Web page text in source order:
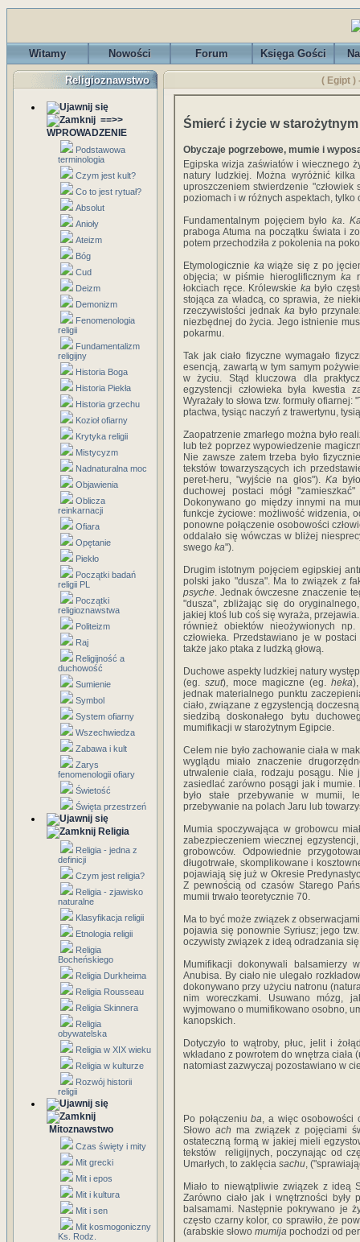
Witamy Nowości Forum Księga Gości
Religioznawstwo
==>>
WPROWADZENIE
Podstawowa
terminologia
Czym jest kult?
Co to jest rytuał?
Absolut
Anioły
Ateizm
Bóg
Cud
Deizm
Demonizm
Fenomenologia
religii
Fundamentalizm
religijny
Historia Boga
Historia Piekła
Historia grzechu
Kozioł ofiarny
Krytyka religii
Mistycyzm
Nadnaturalna moc
Objawienia
Oblicza
reinkarnacji
Ofiara
Opętanie
Piekło
Początki badań
religii PL
Początki
religioznawstwa
Politeizm
Raj
Religijność a
duchowość
Sumienie
Symbol
System ofiarny
Wszechwiedza
Zabawa i kult
Zarys
fenomenologii ofiary
Świetość
Święta przestrzeń
Religia
Religia - jedna z
definicji
Czym jest religia?
Religia - zjawisko
naturalne
Klasyfikacja religii
Etnologia religii
Religia
Bocheńskiego
Religia Durkheima
Religia Rousseau
Religia Skinnera
Religia
obywatelska
Religia w XIX wieku
Religia w kulturze
Rozwój historii
religii
Mitoznawstwo
Czas święty i mity
Mit grecki
Mit i epos
Mit i kultura
Mit i sen
Mit kosmogoniczny
Ks. Rodz.
( Egipt )
Śmierć i życie w
Obyczaje pogrzebowe, mumie i
Egipska wizja zaświatów i wiecznego
natury ludzkiej. Można wyróżnić kilka
uproszczeniem stwierdzenie "człowiek
poziomach i w różnych aspektach,
Fundamentalnym pojęciem było ka.
praboga Atuma na początku świata i
potem przechodziła z pokolenia na
Etymologicznie kawiąże się z po
objęcia; w piśmie hieroglificznymka
łokciach ręce. Królewskie kabyło
stojąca za władcą, co sprawia, że
rzeczywistości jednak kabyło
niezbędnej do życia. Jego istnienie
pokarmu.
Tak jak ciało fizyczne wymagało
esencją, zawartą w tym samym
w życiu. Stąd kluczowa dla
egzystencji człowieka była kwestia
Wyrażały to słowa tzw. formuły
ptactwa, tysiąc naczyń z trawertynu,
Zaopatrzenie zmarłego można było
lub też poprzez wypowiedzenie
Nie zawsze zatem trzeba było
tekstów towarzyszących ich
peret-heru, "wyjście na głos"). Ka
duchowej postaci mógł
Dokonywano go między innymi na
funkcje życiowe: możliwość widzenia,
ponowne połączenie osobowości
oddalało się wówczas w bliżej
swego ka").
Drugim istotnym pojęciem egipskiej
polski jako "dusza". Ma to związek z
psyche. Jednak ówczesne znaczenie
"dusza", zbliżając się do
jakiej ktoś lub coś się wyraża,
również obiektów nieożywionych
człowieka. Przedstawiano je w
także jako ptaka z ludzką głową.
Duchowe aspekty ludzkiej natury
(eg. szut), moce magiczne (eg. heka
jednak materialnego punktu
ciało, związane z egzystencją
siedzibą doskonałego bytu
mumifikacji w starożytnym Egipcie.
Celem nie było zachowanie ciała w
wyglądu miało znaczenie
utrwalenie ciała, rodzaju posągu.
zasiedlać zarówno posągi jak i mumie.
było stałe przebywanie w mumii,
przebywanie na polach Jaru lub
Mumia spoczywająca w grobowcu
zabezpieczeniem wiecznej
grobowców. Odpowiednie
długotrwałe, skomplikowane i
pojawiają się już w Okresie
Z pewnością od czasów Starego
mumii trwało teoretycznie 70.
Ma to być może związek z
pojawia się ponownie Syriusz; jego
oczywisty związek z ideą odradzania
Mumifikacji dokonywali balsamierzy
Anubisa. By ciało nie ulegało
dokonywano przy użyciu natronu
nim woreczkami. Usuwano mózg,
wyjmowano o mumifikowano osobno,
kanopskich.
Dotyczyło to wątroby, płuc, jelit i
wkładano z powrotem do wnętrza
natomiast zazwyczaj pozostawiano w
Po połączeniuba, a więc osobowości
Słowo ach ma związek z pojęciami
ostateczną formą w jakiej mieli
tekstów religijnych, poczynając od
Umarłych, to zaklęcia sachu,
Miało to niewątpliwie związek z ideą
Zarówno ciało jak i wnętrzności były
balsamami. Następnie pokrywano je
często czarny kolor, co sprawiło, że
(arabskie słowo mumija pochodzi od